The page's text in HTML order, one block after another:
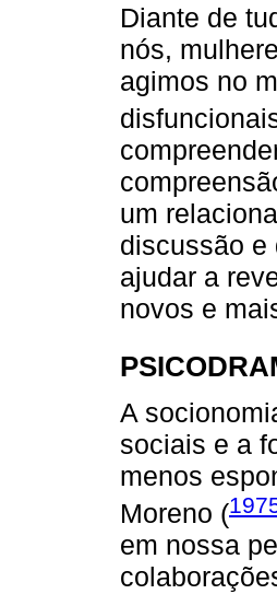
Diante de
nós,
agimos no
um
discussão e
ajudar a
novos e
A
sociais e a
menos
Moreno (
em nossa